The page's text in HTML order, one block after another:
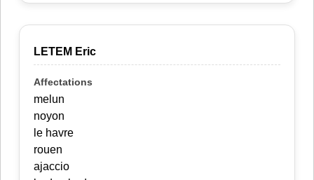
LETEM Eric
melun
noyon
le havre
rouen
ajaccio